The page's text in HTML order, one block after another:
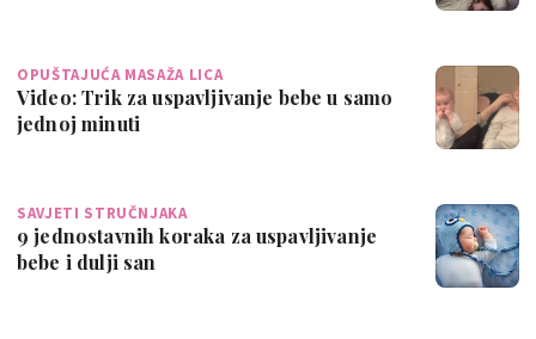
OPUŠTAJUĆA MASAŽA LICA
Video: Trik za uspavljivanje bebe u samo
jednoj minuti
SAVJETI STRUČNJAKA
9 jednostavnih koraka za uspavljivanje
bebe i dulji san